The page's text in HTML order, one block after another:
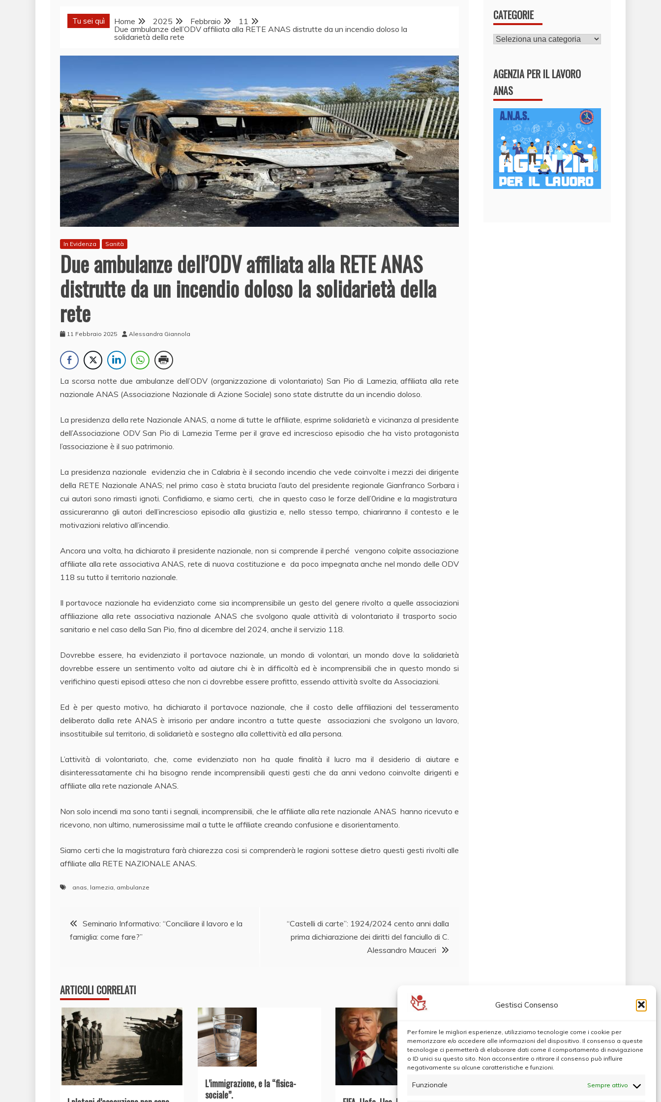
Gestisci Consenso
Per fornire le migliori esperienze, utilizziamo tecnologie come i cookie per
memorizzare e/o accedere alle informazioni del dispositivo. Il consenso a queste
tecnologie ci permetterà di elaborare dati come il comportamento di navigazione
o ID unici su questo sito. Non acconsentire o ritirare il consenso può influire
negativamente su alcune caratteristiche e funzioni.
Funzionale Sempre attivo
Tu sei quì Home 2025 Febbraio
11
Due ambulanze dell’ODV affiliata alla RETE ANAS distrutte da un incendio doloso la
solidarietà della rete
In Evidenza Sanità
Due ambulanze dell’ODV affiliata alla RETE ANAS
distrutte da un incendio doloso la solidarietà della
rete
11 Febbraio 2025 Alessandra Giannola
La scorsa notte due ambulanze dell’ODV (organizzazione di volontariato) San Pio di Lamezia, affiliata alla rete
nazionale ANAS (Associazione Nazionale di Azione Sociale) sono state distrutte da un incendio doloso.
La presidenza della rete Nazionale ANAS, a nome di tutte le affiliate, esprime solidarietà e vicinanza al presidente
dell’Associazione ODV San Pio di Lamezia Terme per il grave ed increscioso episodio che ha visto protagonista
l’associazione è il suo patrimonio.
La presidenza nazionale evidenzia che in Calabria è il secondo incendio che vede coinvolte i mezzi dei dirigente
della RETE Nazionale ANAS; nel primo caso è stata bruciata l’auto del presidente regionale Gianfranco Sorbara i
cui autori sono rimasti ignoti. Confidiamo, e siamo certi, che in questo caso le forze dell’0ridine e la magistratura
assicureranno gli autori dell’increscioso episodio alla giustizia e, nello stesso tempo, chiariranno il contesto e le
motivazioni relativo all’incendio.
Ancora una volta, ha dichiarato il presidente nazionale, non si comprende il perché vengono colpite associazione
affiliate alla rete associativa ANAS, rete di nuova costituzione e da poco impegnata anche nel mondo delle ODV
118 su tutto il territorio nazionale.
Il portavoce nazionale ha evidenziato come sia incomprensibile un gesto del genere rivolto a quelle associazioni
affiliazione alla rete associativa nazionale ANAS che svolgono quale attività di volontariato il trasporto socio
sanitario e nel caso della San Pio, fino al dicembre del 2024, anche il servizio 118.
Dovrebbe essere, ha evidenziato il portavoce nazionale, un mondo di volontari, un mondo dove la solidarietà
dovrebbe essere un sentimento volto ad aiutare chi è in difficoltà ed è incomprensibili che in questo mondo si
verifichino questi episodi atteso che non ci dovrebbe essere profitto, essendo attività svolte da Associazioni.
Ed è per questo motivo, ha dichiarato il portavoce nazionale, che il costo delle affiliazioni del tesseramento
deliberato dalla rete ANAS è irrisorio per andare incontro a tutte queste associazioni che svolgono un lavoro,
insostituibile sul territorio, di solidarietà e sostegno alla collettività ed alla persona.
L’attività di volontariato, che, come evidenziato non ha quale finalità il lucro ma il desiderio di aiutare e
disinteressatamente chi ha bisogno rende incomprensibili questi gesti che da anni vedono coinvolte dirigenti e
affiliate alla rete nazionale ANAS.
Non solo incendi ma sono tanti i segnali, incomprensibili, che le affiliate alla rete nazionale ANAS hanno ricevuto e
ricevono, non ultimo, numerosissime mail a tutte le affiliate creando confusione e disorientamento.
Siamo certi che la magistratura farà chiarezza cosi si comprenderà le ragioni sottese dietro questi gesti rivolti alle
affiliate alla RETE NAZIONALE ANAS.
anas lamezia ambulanze
Navigazione
articoli
Seminario Informativo: “Conciliare il lavoro e la
famiglia: come fare?”
“Castelli di carte”: 1924/2024 cento anni dalla
prima dichiarazione dei diritti del fanciullo di C.
Alessandro Mauceri
ARTICOLI CORRELATI
L’immigrazione, e la “fisica-
sociale”.
CATEGORIE
CATEGORIE
AGENZIA PER IL LAVORO
ANAS